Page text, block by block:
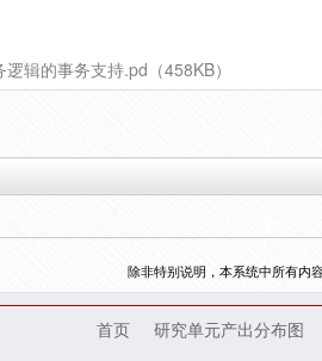
辑的事务支持.pd（458KB）
除非特别说明，本系统中所有内
首页
研究单元产出分布图